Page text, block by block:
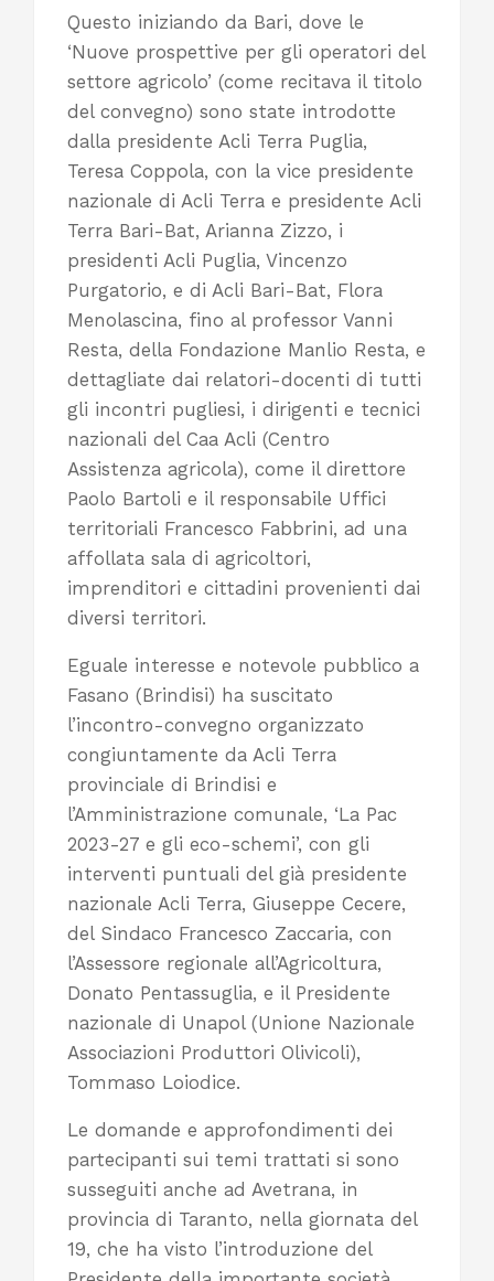
Questo iniziando da Bari, dove le
‘Nuove prospettive per gli operatori del
settore agricolo’ (come recitava il titolo
del convegno) sono state introdotte
dalla presidente Acli Terra Puglia,
Teresa Coppola, con la vice presidente
nazionale di Acli Terra e presidente Acli
Terra Bari-Bat, Arianna Zizzo, i
presidenti Acli Puglia, Vincenzo
Purgatorio, e di Acli Bari-Bat, Flora
Menolascina, fino al professor Vanni
Resta, della Fondazione Manlio Resta, e
dettagliate dai relatori-docenti di tutti
gli incontri pugliesi, i dirigenti e tecnici
nazionali del Caa Acli (Centro
Assistenza agricola), come il direttore
Paolo Bartoli e il responsabile Uffici
territoriali Francesco Fabbrini, ad una
affollata sala di agricoltori,
imprenditori e cittadini provenienti dai
diversi territori.
Eguale interesse e notevole pubblico a
Fasano (Brindisi) ha suscitato
l’incontro-convegno organizzato
congiuntamente da Acli Terra
provinciale di Brindisi e
l’Amministrazione comunale, ‘La Pac
2023-27 e gli eco-schemi’, con gli
interventi puntuali del già presidente
nazionale Acli Terra, Giuseppe Cecere,
del Sindaco Francesco Zaccaria, con
l’Assessore regionale all’Agricoltura,
Donato Pentassuglia, e il Presidente
nazionale di Unapol (Unione Nazionale
Associazioni Produttori Olivicoli),
Tommaso Loiodice.
Le domande e approfondimenti dei
partecipanti sui temi trattati si sono
susseguiti anche ad Avetrana, in
provincia di Taranto, nella giornata del
19, che ha visto l’introduzione del